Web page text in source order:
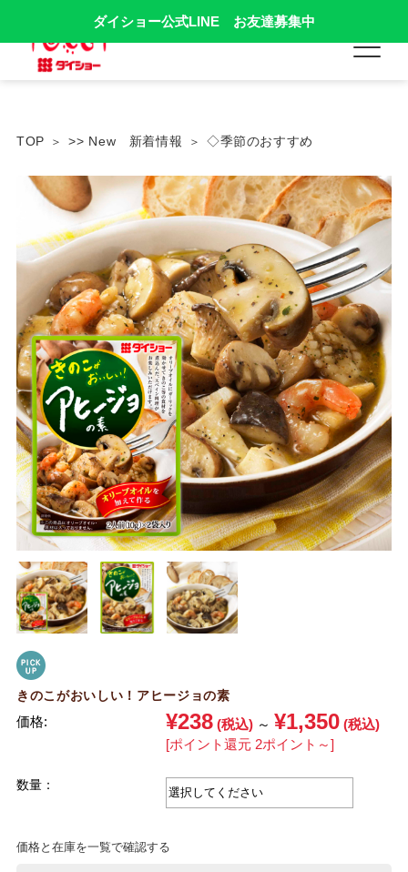
ダイショー公式LINE お友達募集中
TOP >> New 新着情報 ◇季節のおすすめ
きのこがおいしい！アヒージョの素
価格: ¥238 (税込) ～ ¥1,350 (税込)
[ポイント還元 2ポイント～]
数量：
価格と在庫を一覧で確認する